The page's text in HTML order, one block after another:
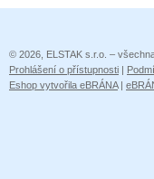
© 2026, ELSTAK s.r.o. –
Prohlášení o přístupnosti |
Eshop vytvořila eBRÁNA|